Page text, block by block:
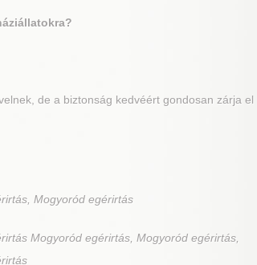
de a biztonság kedvéért gondosan zárja el
Mogyoród egérirtás
Mogyoród egérirtás, Mogyoród egérirtás,